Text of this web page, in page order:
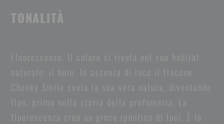
TONALITÀ
Fluorescenza. Il colore si rivela nel suo habitat
naturale: il buio. In assenza di luce il flacone
Cheeky Smile svela la sua vera natura, diventando
fluo, primo nella storia della profumeria. La
fluorescenza crea un gioco ipnotico di luci. È la